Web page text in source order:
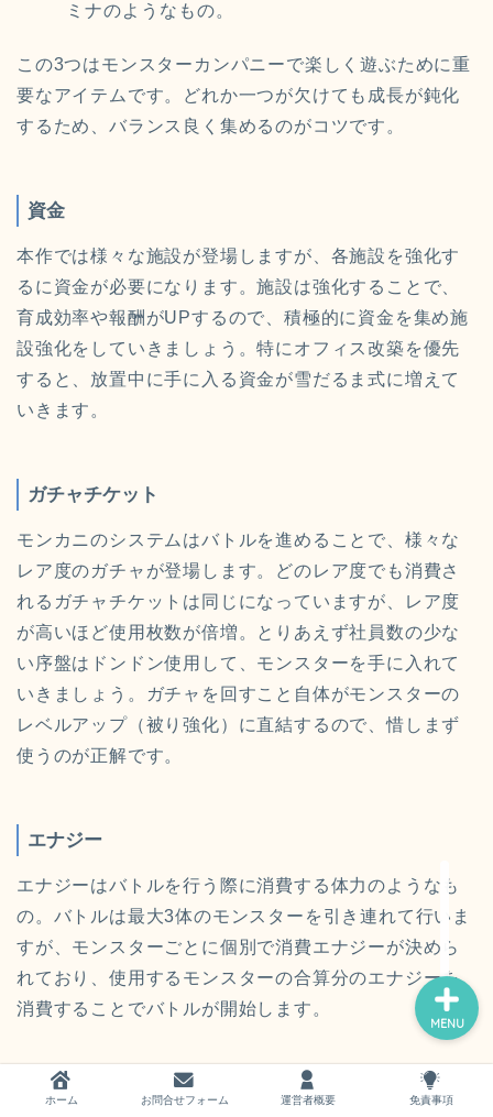
ミナのようなもの。
この3つはモンスターカンパニーで楽しく遊ぶために重
要なアイテムです。どれか一つが欠けても成長が鈍化
するため、バランス良く集めるのがコツです。
資金
本作では様々な施設が登場しますが、各施設を強化す
るに資金が必要になります。施設は強化することで、
育成効率や報酬がUPするので、積極的に資金を集め施
設強化をしていきましょう。特にオフィス改築を優先
すると、放置中に手に入る資金が雪だるま式に増えて
いきます。
ガチャチケット
モンカニのシステムはバトルを進めることで、様々な
レア度のガチャが登場します。どのレア度でも消費さ
れるガチャチケットは同じになっていますが、レア度
が高いほど使用枚数が倍増。とりあえず社員数の少な
い序盤はドンドン使用して、モンスターを手に入れて
いきましょう。ガチャを回すこと自体がモンスターの
レベルアップ（被り強化）に直結するので、惜しまず
使うのが正解です。
エナジー
エナジーはバトルを行う際に消費する体力のようなも
の。バトルは最大3体のモンスターを引き連れて行いま
すが、モンスターごとに個別で消費エナジーが決めら
れており、使用するモンスターの合算分のエナジーを
消費することでバトルが開始します。
とはいえ、序盤ではエナジーが枯渇することはほぼな
いので、最初はエナジー量は気にせずどんどんバトル
ホーム お問合せフォーム 運営者概要 免責事項
MENU
運営者概要